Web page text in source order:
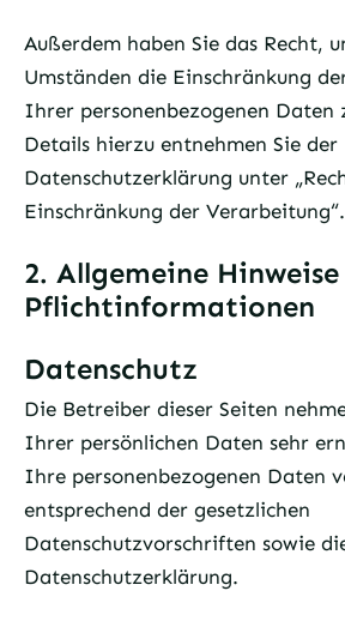
Außerdem haben Sie das Recht,
Umständen die Einschränkung
Ihrer personenbezogenen Daten
Details hierzu entnehmen Sie der
Datenschutzerklärung unter
Einschränkung der Verarbeitung“.
2. Allgemeine
Pflichtinformationen
Datenschutz
Die Betreiber dieser Seiten
Ihrer persönlichen Daten sehr
Ihre personenbezogenen Daten
entsprechend der gesetzlichen
Datenschutzvorschriften sowie
Datenschutzerklärung.